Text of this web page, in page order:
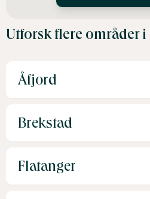
Utforsk flere områder
Åfjord
Brekstad
Flatanger